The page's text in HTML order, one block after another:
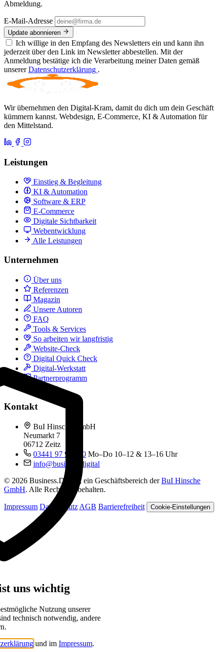
Abmeldung.
E-Mail-Adresse
Update abonnieren
Ich willige in den Empfang des Newsletters ein und kann ihn
jederzeit über den Link im Newsletter abbestellen. Mit der
Anmeldung bestätige ich die Verarbeitung meiner Daten gemäß
unsererDatenschutzerklärung .
Wir übernehmen den Digital-Kram, damit du dich um dein Geschäft
kümmern kannst. Webdesign, E-Commerce, KI & Automation für
den Mittelstand.
Leistungen
Einstieg & Begleitung
KI & Automation
Software & ERP
E-Commerce
Digitale Sichtbarkeit
Webentwicklung
Alle Leistungen
Unternehmen
Über uns
Referenzen
Magazin
Unsere Autoren
FAQ
Tools & Services
So arbeiten wir langfristig
Website-Check
Digital Quick Check
Digital-Werkstatt
Partnerprogramm
Kontakt
Kontakt
BuI Hinsche GmbH
Neumarkt 7
06712 Zeitz
03441 97 99 060 Mo–Do 10–12 & 13–16 Uhr
info@business.digital
© 2026 Business.Digital, ein Geschäftsbereich derBuI Hinsche
GmbH. Alle Rechte vorbehalten.
Impressum Datenschutz AGB Barrierefreiheit Cookie-Einstellungen
uns wichtig
Nutzung unserer
technisch notwendig, andere
und im Impressum.